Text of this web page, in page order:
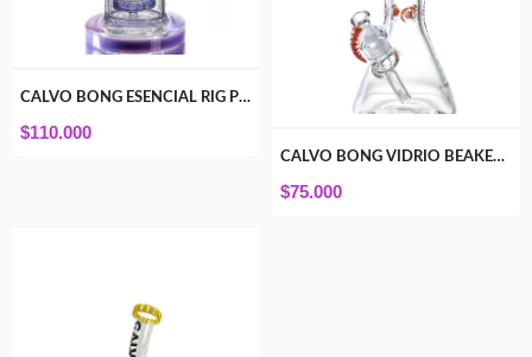
CALVO BONG ESENCIAL RIG PURPLE
$110.000
CALVO BONG VIDRIO BEAKER ORANGE
$75.000